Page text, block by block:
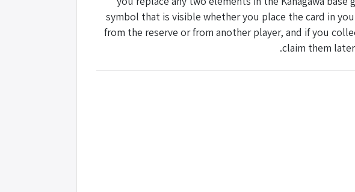
symbol that is visible whether you place the card in
from the reserve or from another player, and if you
claim them